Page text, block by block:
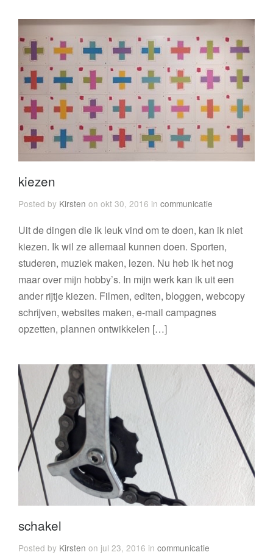
kiezen
Posted by Kirsten on okt 30, 2016 in communicatie
Uit de dingen die ik leuk vind om te doen, kan ik niet
kiezen. Ik wil ze allemaal kunnen doen. Sporten,
studeren, muziek maken, lezen. Nu heb ik het nog
maar over mijn hobby’s. In mijn werk kan ik uit een
ander rijtje kiezen. Filmen, editen, bloggen, webcopy
schrijven, websites maken, e-mail campagnes
opzetten, plannen ontwikkelen […]
schakel
Posted by Kirsten on jul 23, 2016 in communicatie